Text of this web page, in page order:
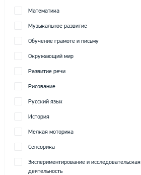
Математика
Музыкальное развитие
Обучение грамоте и письму
Окружающий мир
Развитие речи
Рисование
Русский язык
История
Мелкая моторика
Сенсорика
Экспериментирование и исследовательская
деятельность